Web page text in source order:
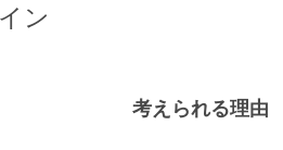
ン
考えられる理由